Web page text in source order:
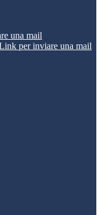
una mail
per inviare una mail